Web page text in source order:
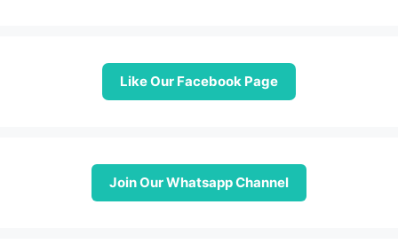
Like Our Facebook Page
Join Our Whatsapp Channel